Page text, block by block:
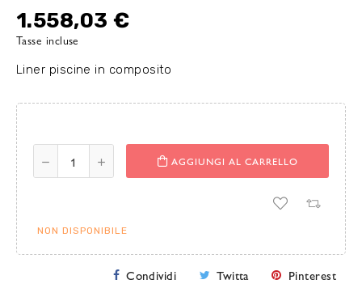
1.558,03 €
Tasse incluse
Liner piscine in composito
AGGIUNGI AL CARRELLO
NON DISPONIBILE
Condividi Twitta Pinterest